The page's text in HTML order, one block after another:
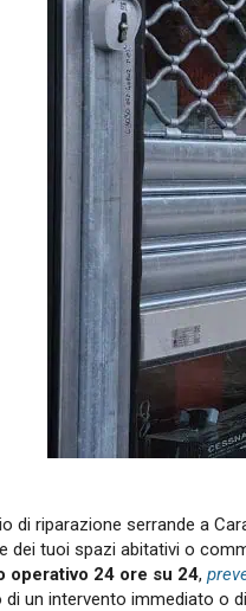
di riparazione serrande a
dei tuoi spazi abitativi o
operativo 24 ore su 24,
di un intervento immediato o